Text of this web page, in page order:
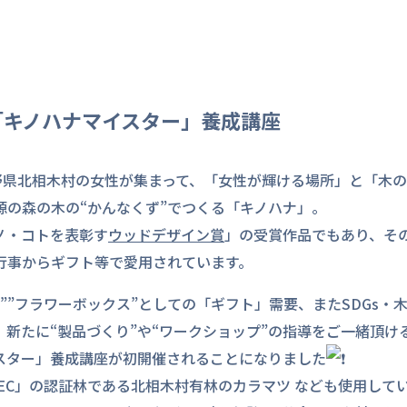
ノハナマイスター」養成講座
北相木村の女性が集まって、「女性が輝ける場所」と「木
森の木の“かんなくず”でつくる「キノハナ」。
コトを表彰すウッドデザイン賞」の受賞作品でもあり、そ
からギフト等で愛用されています。
フラワーボックス”としての「ギフト」需要、またSDGs・
たに“製品づくり”や“ワークショップ”の指導をご一緒頂け
ー」養成講座が初開催されることになりました
」の認証林である北相木村有林のカラマツ なども使用して